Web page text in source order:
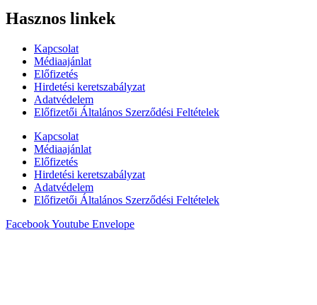
Hasznos linkek
Kapcsolat
Médiaajánlat
Előfizetés
Hirdetési keretszabályzat
Adatvédelem
Előfizetői Általános Szerződési Feltételek
Kapcsolat
Médiaajánlat
Előfizetés
Hirdetési keretszabályzat
Adatvédelem
Előfizetői Általános Szerződési Feltételek
FacebookYoutube Envelope